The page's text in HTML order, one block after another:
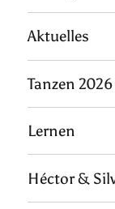
Aktuelles
Tanzen 2026
Lernen
Héctor &